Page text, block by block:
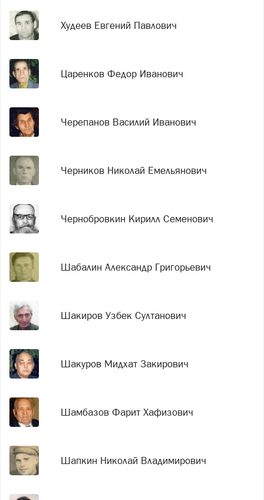
Худеев Евгений Павлович
Царенков Федор Иванович
Черепанов Василий Иванович
Черников Николай Емельянович
Чернобровкин Кирилл Семенович
Шабалин Александр Григорьевич
Шакиров Узбек Султанович
Шакуров Мидхат Закирович
Шамбазов Фарит Хафизович
Шапкин Николай Владимирович